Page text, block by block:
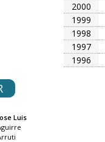
2000
1999
1998
1997
1996
Luis